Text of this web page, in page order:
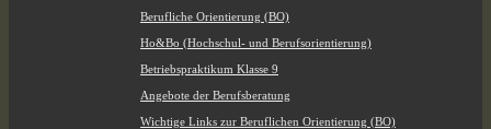
Berufliche Orientierung (BO)
Ho&Bo (Hochschul- und Berufsorientierung)
Betriebspraktikum Klasse 9
Angebote der Berufsberatung
Wichtige Links zur Beruflichen Orientierung (BO)